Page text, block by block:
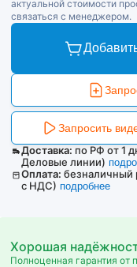
актуальной стоимости
связаться с менеджером.
Запросить
Доставка: по РФ от 1
Деловые линии)
Оплата: безналичный
с НДС) подробнее
Хорошая
Полноценная гарантия от